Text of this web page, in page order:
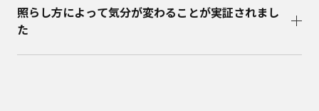
照らし方によって気分が変わることが実証されまし
た